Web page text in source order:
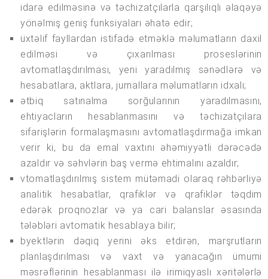
idarə edilməsinə və təchizatçılarla qarşılıqlı əlaqəyə
yönəlmiş geniş funksiyaları əhatə edir;
üxtəlif fayllardan istifadə etməklə məlumatların daxil
edilməsi və çıxarılması proseslərinin
avtomatlaşdırılması, yeni yaradılmış sənədlərə və
hesabatlara, aktlara, jurnallara məlumatların idxalı;
ətbiq satınalma sorğularının yaradılmasını,
ehtiyacların hesablanmasını və təchizatçılara
sifarişlərin formalaşmasını avtomatlaşdırmağa imkan
verir ki, bu da emal vaxtını əhəmiyyətli dərəcədə
azaldır və səhvlərin baş vermə ehtimalını azaldır;
vtomatlaşdırılmış sistem mütəmadi olaraq rəhbərliyə
analitik hesabatlar, qrafiklər və qrafiklər təqdim
edərək proqnozlar və ya cari balanslar əsasında
tələbləri avtomatik hesablaya bilir;
byektlərin dəqiq yerini əks etdirən, marşrutların
planlaşdırılması və vaxt və yanacağın ümumi
məsrəflərinin hesablanması ilə irimiqyaslı xəritələrlə